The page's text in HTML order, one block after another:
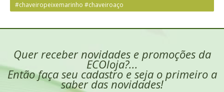
#chaveiropeixemarinho #chaveiroaço
Quer receber novidades e promoções da
ECOloja?...
Então faça seu cadastro e seja o primeiro a
saber das novidades!